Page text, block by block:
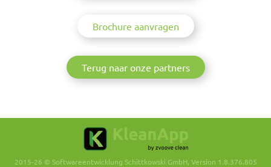
Brochure aanvragen
Terug naar onze partners
2015-26 © Softwareentwicklung Schittkowski GmbH, Version 1.8.376.805